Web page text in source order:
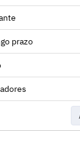
prazo